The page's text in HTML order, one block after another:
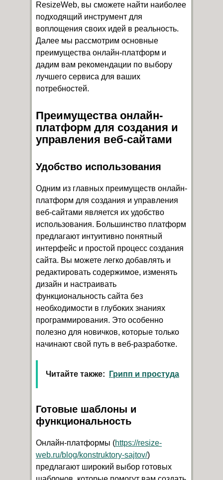
ResizeWeb, вы сможете найти наиболее
подходящий инструмент для
воплощения своих идей в реальность.
Далее мы рассмотрим основные
преимущества онлайн-платформ и
дадим вам рекомендации по выбору
лучшего сервиса для ваших
потребностей.
Преимущества онлайн-
платформ для создания и
управления веб-сайтами
Удобство использования
Одним из главных преимуществ онлайн-
платформ для создания и управления
веб-сайтами является их удобство
использования. Большинство платформ
предлагают интуитивно понятный
интерфейс и простой процесс создания
сайта. Вы можете легко добавлять и
редактировать содержимое, изменять
дизайн и настраивать
функциональность сайта без
необходимости в глубоких знаниях
программирования. Это особенно
полезно для новичков, которые только
начинают свой путь в веб-разработке.
Читайте также: Грипп и простуда
Готовые шаблоны и
функциональность
Онлайн-платформы (https://resize-
web.ru/blog/konstruktory-sajtov/)
предлагают широкий выбор готовых